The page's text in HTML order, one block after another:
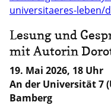
universitaeres-leben/
Lesung und
mit Autorin
19. Mai 2026, 18 Uhr
An der Universität 7
Bamberg